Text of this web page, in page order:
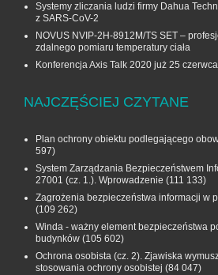
Systemy zliczania ludzi firmy Dahua
z SARS-CoV-2
NOVUS NVIP-2H-8912M/TS SET –
zdalnego pomiaru temperatury ciała
Konferencja Axis Talk 2020 już 25 czerwca
NAJCZĘŚCIEJ CZYTANE
Plan ochrony obiektu podlegającego
597)
System Zarządzania Bezpieczeństwem
27001 (cz. 1.). Wprowadzenie (111 133)
Zagrożenia bezpieczeństwa informacji w
(109 262)
Winda - ważny element bezpieczeństwa
budynków (105 602)
Ochrona osobista (cz. 2). Zjawiska
stosowania ochrony osobistej (84 047)